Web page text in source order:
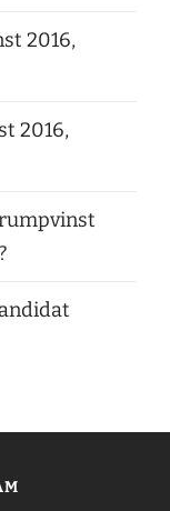
2016,
2016,